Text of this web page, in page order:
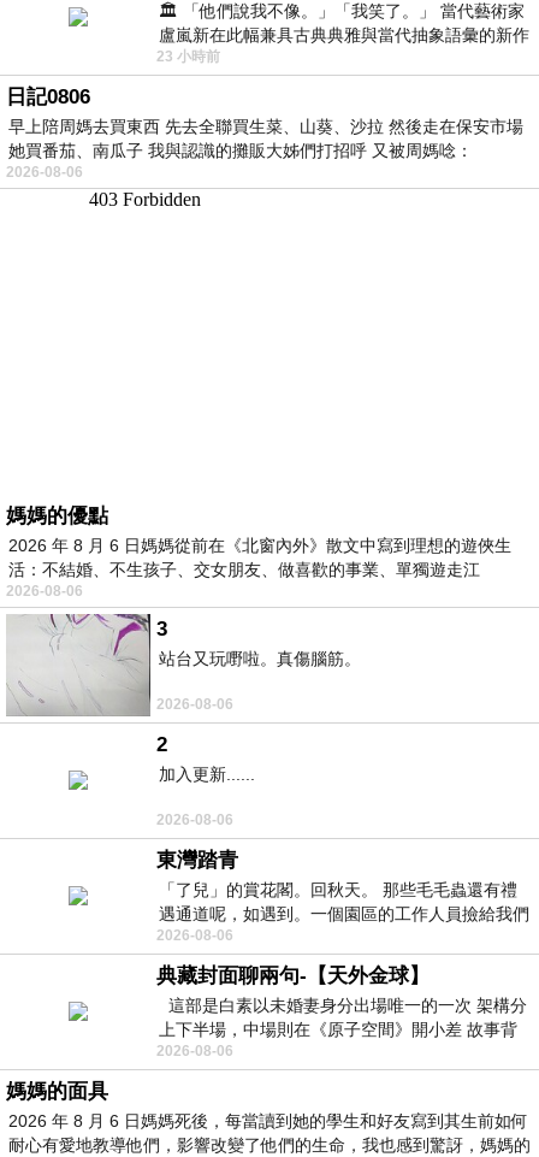
🏛️ 「他們說我不像。」「我笑了。」 當代藝術家
盧嵐新在此幅兼具古典典雅與當代抽象語彙的新作
中，以沈靜的藍色空間為背景，描繪了
23 小時前
日記0806
早上陪周媽去買東西 先去全聯買生菜、山葵、沙拉 然後走在保安市場
她買番茄、南瓜子 我與認識的攤販大姊們打招呼 又被周媽唸：
2026-08-06
媽媽的優點
2026 年 8 月 6 日媽媽從前在《北窗內外》散文中寫到理想的遊俠生
活：不結婚、不生孩子、交女朋友、做喜歡的事業、單獨遊走江
湖⋯⋯，
2026-08-06
3
站台又玩嘢啦。真傷腦筋。
2026-08-06
2
加入更新......
2026-08-06
東灣踏青
「了兒」的賞花閣。回秋天。 那些毛毛蟲還有禮
遇通道呢，如遇到。一個園區的工作人員撿給我們
細賞。
2026-08-06
典藏封面聊兩句-【天外金球】
這部是白素以未婚妻身分出場唯一的一次 架構分
上下半場，中場則在《原子空間》開小差 故事背
景影射西藏境外流亡 地下組織
2026-08-06
媽媽的面具
2026 年 8 月 6 日媽媽死後，每當讀到她的學生和好友寫到其生前如何
耐心有愛地教導他們，影響改變了他們的生命，我也感到驚訝，媽媽的